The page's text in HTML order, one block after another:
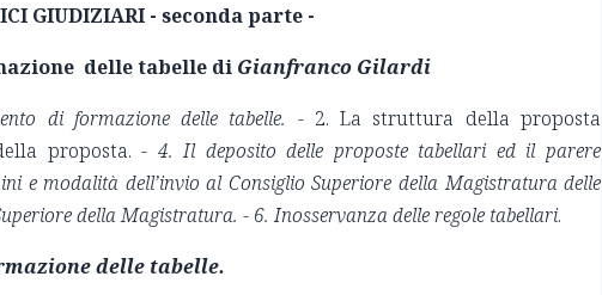
GIUDIZIARI - seconda parte -
delle tabelle di Gianfranco Gilardi
di formazione delle tabelle. - 2. La struttura della proposta
proposta. - 4. Il deposito delle proposte tabellari ed il parere
e modalità dell’invio al Consiglio Superiore della Magistratura delle
della Magistratura.- 6. Inosservanza delle regole tabellari.
delle tabelle.